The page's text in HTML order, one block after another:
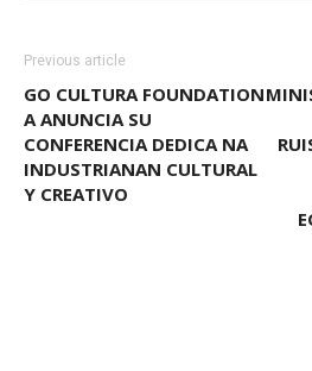
Previous article
GO CULTURA FOUNDATION
A ANUNCIA SU
CONFERENCIA DEDICA NA
INDUSTRIANAN CULTURAL
Y CREATIVO